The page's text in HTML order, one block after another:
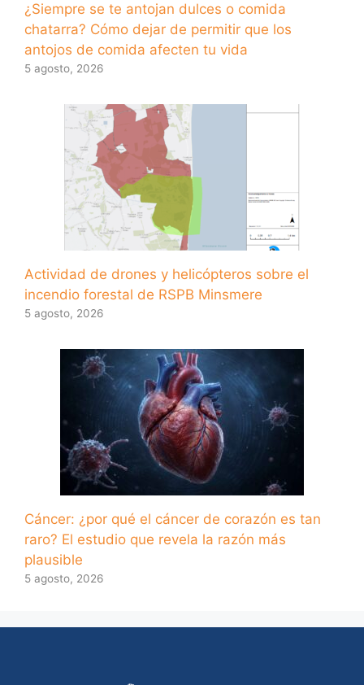
¿Siempre se te antojan dulces o comida
chatarra? Cómo dejar de permitir que los
antojos de comida afecten tu vida
5 agosto, 2026
Actividad de drones y helicópteros sobre el
incendio forestal de RSPB Minsmere
5 agosto, 2026
Cáncer: ¿por qué el cáncer de corazón es tan
raro? El estudio que revela la razón más
plausible
5 agosto, 2026